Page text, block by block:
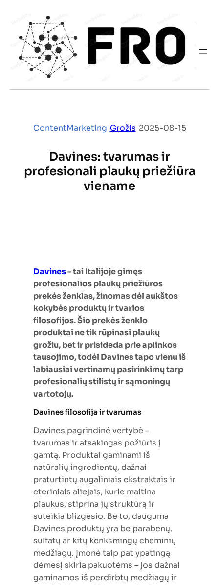
turinio
ContentMarketing Grožis 2025-08-15
Davines: tvarumas ir
profesionali plaukų priežiūra
viename
Davines– tai Italijoje gimęs
profesionalios plaukų priežiūros
prekės ženklas, žinomas dėl aukštos
kokybės produktų ir tvarios
filosofijos. Šio prekės ženklo
produktai ne tik rūpinasi plaukų
grožiu, bet ir prisideda prie aplinkos
tausojimo, todėl Davines tapo vienu iš
labiausiai vertinamų pasirinkimų tarp
profesionalių stilistų ir sąmoningų
vartotojų.
Davines filosofija ir tvarumas
Davines pagrindinė vertybė –
tvarumas ir atsakingas požiūris į
gamtą. Produktai gaminami iš
natūralių ingredientų, dažnai
praturtintų augaliniais ekstraktais ir
eteriniais aliejais, kurie maitina
plaukus, stiprina jų struktūrą ir
suteikia blizgesio. Be to, dauguma
Davines produktų yra be parabenų,
sulfatų ar kitų kenksmingų cheminių
medžiagų. Įmonė taip pat ypatingą
dėmesį skiria pakuotėms – jos dažnai
gaminamos iš perdirbtų medžiagų ir